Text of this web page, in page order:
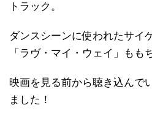
トラック。
ダンスシーンに使われたサイ
「ラヴ・マイ・ウェイ」もも
映画を見る前から聴き込んで
ました！